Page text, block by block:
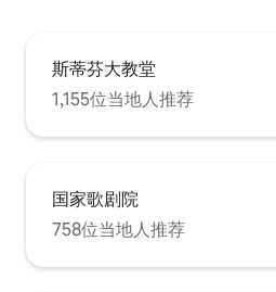
斯蒂芬大教堂
1,155位当地人推荐
国家歌剧院
758位当地人推荐